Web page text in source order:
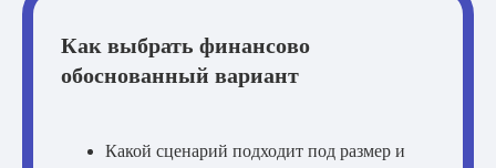
Как выбрать финансово
обоснованный вариант
Какой сценарий подходит под размер и